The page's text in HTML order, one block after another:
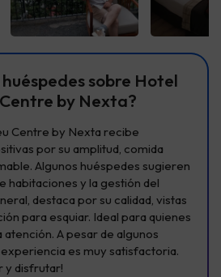
sobre Hotel
by Nexta?
Centre by Nexta recibe
por su amplitud, comida
Algunos huéspedes sugieren
habitaciones y la gestión del
destaca por su calidad, vistas
para esquiar. Ideal para quienes
A pesar de algunos
es muy satisfactoria.
y disfrutar!